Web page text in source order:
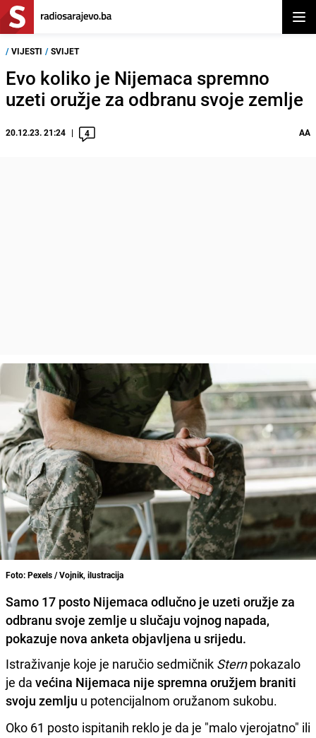
/ VIJESTI / SVIJET
Evo koliko je Nijemaca spremno
uzeti oružje za odbranu svoje zemlje
20.12.23. 21:24 4 AA
Foto: Pexels / Vojnik, ilustracija
Samo 17 posto Nijemaca odlučno je uzeti oružje za
odbranu svoje zemlje u slučaju vojnog napada,
pokazuje nova anketa objavljena u srijedu.
Istraživanje koje je naručio sedmičnik Sternpokazalo
je da većina Nijemaca nije spremna oružjem braniti
svoju zemlju u potencijalnom oružanom sukobu.
Oko 61 posto ispitanih reklo je da je "malo vjerojatno" ili